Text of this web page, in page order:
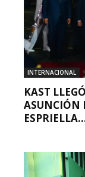
INTERNACIONAL
KAST
ASUNCIÓN